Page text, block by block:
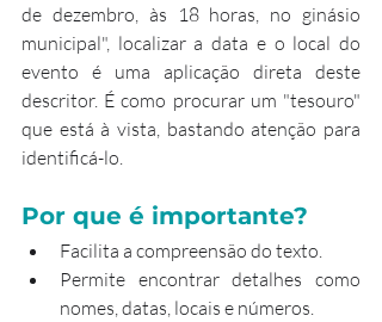
de dezembro, às 18 horas, no ginásio
municipal", localizar a data e o local do
evento é uma aplicação direta deste
descritor. É como procurar um "tesouro"
que está à vista, bastando atenção para
identificá-lo.
Por que é importante?
Facilita a compreensão do texto.
Permite encontrar detalhes como
nomes, datas, locais e números.